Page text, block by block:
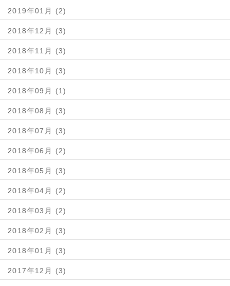
2019年01月 (2)
2018年12月 (3)
2018年11月 (3)
2018年10月 (3)
2018年09月 (1)
2018年08月 (3)
2018年07月 (3)
2018年06月 (2)
2018年05月 (3)
2018年04月 (2)
2018年03月 (2)
2018年02月 (3)
2018年01月 (3)
2017年12月 (3)